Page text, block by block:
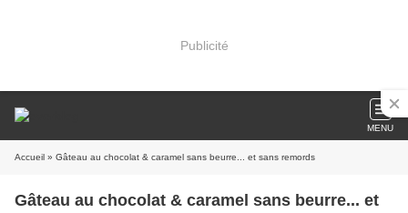
Publicité
MENU
Accueil » Gâteau au chocolat & caramel sans beurre... et sans remords
Gâteau au chocolat & caramel sans beurre... et